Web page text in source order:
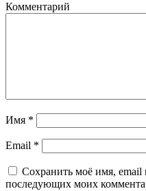
Комментарий
Имя *
Email *
Сохранить моё имя, email
последующих моих